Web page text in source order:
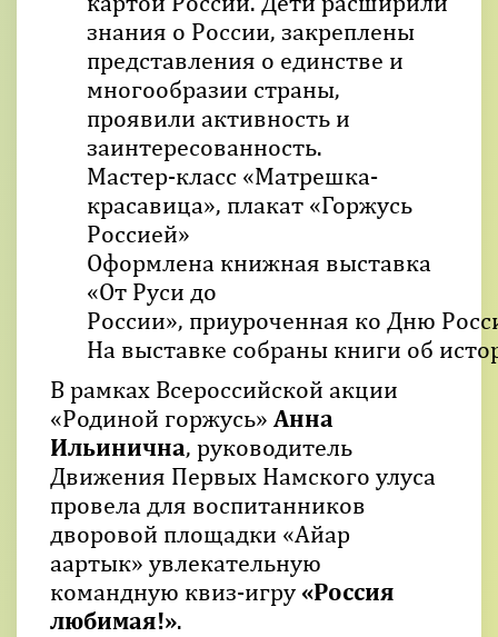
знания о России, закреплены
представления о единстве и
многообразии страны,
проявили активность и
заинтересованность.
Мастер-класс «Матрешка-
красавица», плакат «Горжусь
Россией»
Оформлена книжная выставка
«От Руси до
России», приуроченная ко Дню
На выставке собраны книги об
В рамках Всероссийской акции
«Родиной горжусь» Анна
Ильинична, руководитель
Движения Первых Намского улуса
провела для воспитанников
дворовой площадки «Айар
аартык» увлекательную
командную квиз-игру «Россия
любимая!».